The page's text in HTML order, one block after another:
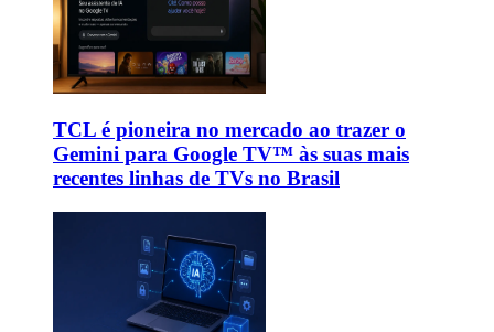
TCL é pioneira no mercado ao trazer o
Gemini para Google TV™ às suas mais
recentes linhas de TVs no Brasil